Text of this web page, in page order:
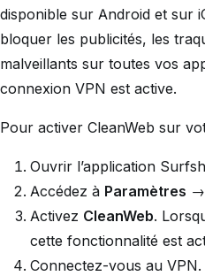
disponible sur Android et sur
bloquer les publicités, les
malveillants sur toutes vos
connexion VPN est active.
Pour activer CleanWeb sur
Ouvrir l’application
Accédez à Paramètres →
Activez CleanWeb.
cette fonctionnalité est
Connectez-vous au VPN.